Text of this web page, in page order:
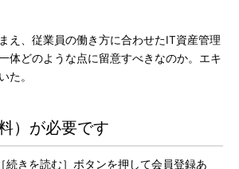
え、従業員の働き方に合わせたIT資産管理
体どのような点に留意すべきなのか。エキ
た。
）が必要です
続きを読む］ボタンを押して会員登録あ